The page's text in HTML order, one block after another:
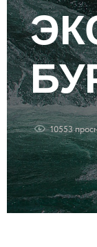
10553